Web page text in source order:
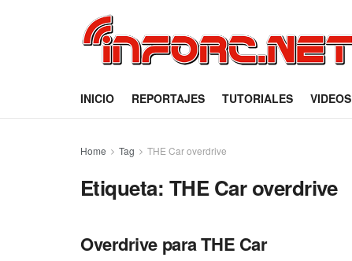
INICIO REPORTAJES TUTORIALES VIDEOS
Home Tag THE Car overdrive
Etiqueta: THE Car overdrive
Overdrive para THE Car